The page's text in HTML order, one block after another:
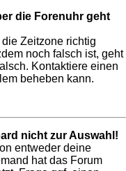
die Forenuhr geht
Zeitzone richtig
noch falsch ist, geht
Kontaktiere einen
beheben kann.
nicht zur Auswahl!
entweder deine
hat das Forum